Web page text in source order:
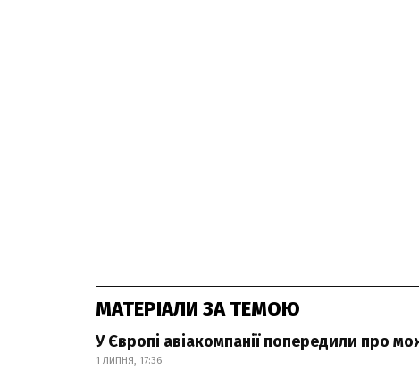
МАТЕРІАЛИ ЗА ТЕМОЮ
У Європі авіакомпанії попередили про
1 ЛИПНЯ, 17:36